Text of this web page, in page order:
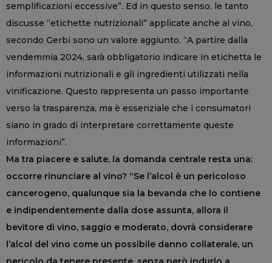
semplificazioni eccessive”. Ed in questo senso, le tanto
discusse “etichette nutrizionali” applicate anche al vino,
secondo Gerbi sono un valore aggiunto. “A partire dalla
vendemmia 2024, sarà obbligatorio indicare in etichetta le
informazioni nutrizionali e gli ingredienti utilizzati nella
vinificazione. Questo rappresenta un passo importante
verso la trasparenza, ma è essenziale che i consumatori
siano in grado di interpretare correttamente queste
informazioni”.
Ma tra piacere e salute, la domanda centrale resta una:
occorre rinunciare al vino? “Se l’alcol è un pericoloso
cancerogeno, qualunque sia la bevanda che lo contiene
e indipendentemente dalla dose assunta, allora il
bevitore di vino, saggio e moderato, dovrà considerare
l’alcol del vino come un possibile danno collaterale, un